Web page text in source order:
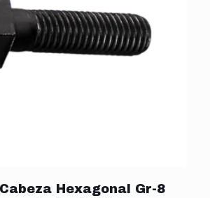
Hexagonal Gr-8